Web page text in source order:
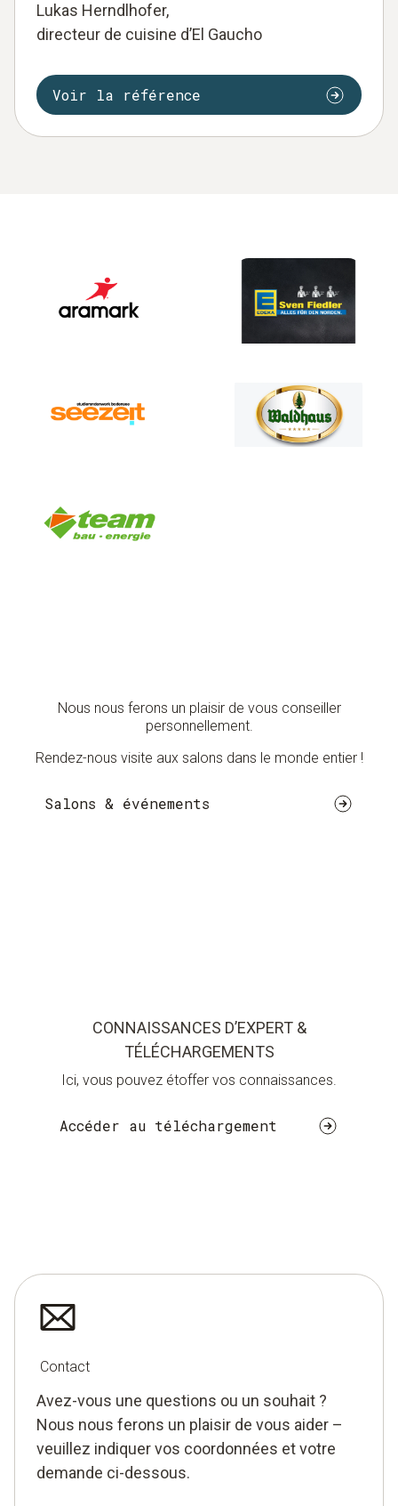
Lukas Herndlhofer,
directeur de cuisine d’El Gaucho
Voir la référence
Nous nous ferons un plaisir de vous conseiller
personnellement.
Rendez-nous visite aux salons dans le monde entier !
Salons & événements
CONNAISSANCES D’EXPERT &
TÉLÉCHARGEMENTS
Ici, vous pouvez étoffer vos connaissances.
Accéder au téléchargement
Contact
Avez-vous une questions ou un souhait ?
Nous nous ferons un plaisir de vous aider –
veuillez indiquer vos coordonnées et votre
demande ci-dessous.